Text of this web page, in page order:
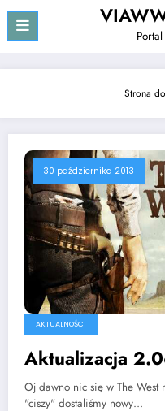
treści
Strona
30 października 2013
AKTUALNOŚCI
Aktualizacja
Oj dawno nic się w The West
"ciszy" dostaliśmy nowy…